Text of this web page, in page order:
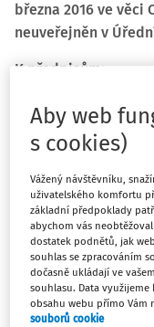
března 2016 ve věci
neuveřejněn v
K předpisům:
§ 55 zákona č.
Článek 135 odst. 1
přidané hodnoty
takové služby
služby dotčené v
osoba jménem a
nevztahuje
ustanovení.
Aby web
s cookies)
Vážený návštěvníku,
uživatelského komfortu
základní předpoklady
abychom vás
dostatek podnětů, jak
souhlas se zpracováním
dočasně ukládají ve
souhlasu. Data
obsahu webu přímo Vám
souborů cookie